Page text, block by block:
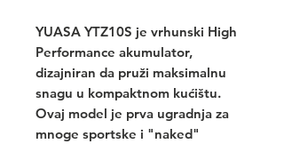
YUASA YTZ10S je vrhunski High
Performance akumulator,
dizajniran da pruži maksimalnu
snagu u kompaktnom kućištu.
Ovaj model je prva ugradnja za
mnoge sportske i "naked"